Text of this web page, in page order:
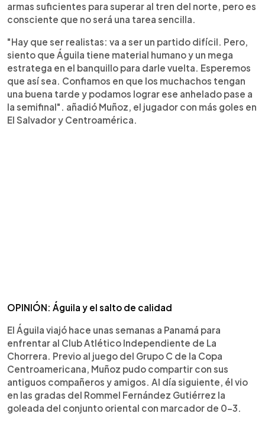
armas suficientes para superar al tren del norte, pero es
consciente que no será una tarea sencilla.
"Hay que ser realistas: va a ser un partido difícil. Pero,
siento que Águila tiene material humano y un mega
estratega en el banquillo para darle vuelta. Esperemos
que así sea. Confiamos en que los muchachos tengan
una buena tarde y podamos lograr ese anhelado pase a
la semifinal". añadió Muñoz, el jugador con más goles en
El Salvador y Centroamérica.
OPINIÓN: Águila y el salto de calidad
El Águila viajó hace unas semanas a Panamá para
enfrentar al Club Atlético Independiente de La
Chorrera. Previo al juego del Grupo C de la Copa
Centroamericana, Muñoz pudo compartir con sus
antiguos compañeros y amigos. Al día siguiente, él vio
en las gradas del Rommel Fernández Gutiérrez la
goleada del conjunto oriental con marcador de 0-3.